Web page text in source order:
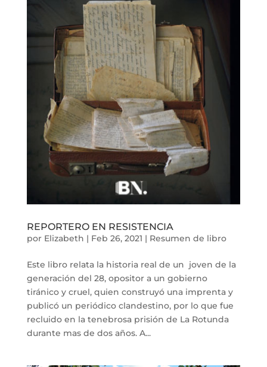
REPORTERO EN RESISTENCIA
por Elizabeth | Feb 26, 2021 | Resumen de libro
Este libro relata la historia real de un joven de la
generación del 28, opositor a un gobierno
tiránico y cruel, quien construyó una imprenta y
publicó un periódico clandestino, por lo que fue
recluido en la tenebrosa prisión de La Rotunda
durante mas de dos años. A...